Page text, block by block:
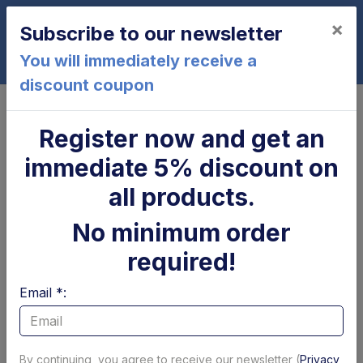
0
Anello di guarnizione 3/8''
Subscribe to our newsletter
You will immediately receive a
discount coupon
×
Register now and get an
immediate 5% discount on
all products.
No minimum order
required!
Email *:
By continuing, you agree to receive our newsletter (Privacy